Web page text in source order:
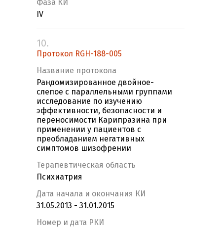
Фаза КИ
IV
10.
Протокол RGH-188-005
Название протокола
Рандомизированное двойное-
слепое с параллельными группами
исследование по изучению
эффективности, безопасности и
переносимости Карипразина при
применении у пациентов с
преобладанием негативных
симптомов шизофрении
Терапевтическая область
Психиатрия
Дата начала и окончания КИ
31.05.2013 - 31.01.2015
Номер и дата РКИ